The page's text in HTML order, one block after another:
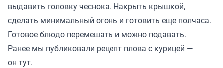
выдавить головку чеснока. Накрыть крышкой,
сделать минимальный огонь и готовить еще полчаса.
Готовое блюдо перемешать и можно подавать.
Ранее мы публиковали рецепт плова с курицей —
он тут.